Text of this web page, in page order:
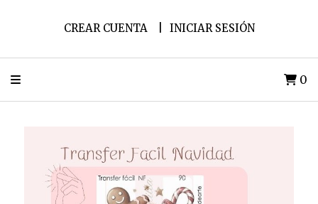
CREAR CUENTA INICIAR SESIÓN
0